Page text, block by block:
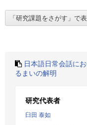
日本語日常会話に
るまいの解明
研究代表者
臼田 泰如